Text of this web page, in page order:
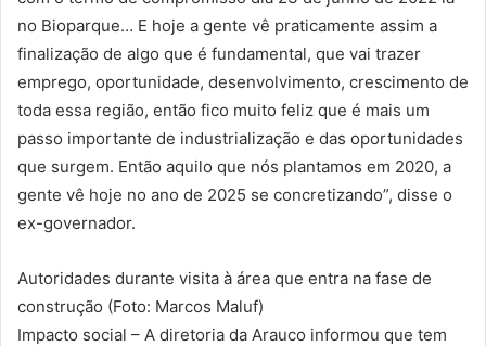
no Bioparque… E hoje a gente vê praticamente assim a
finalização de algo que é fundamental, que vai trazer
emprego, oportunidade, desenvolvimento, crescimento de
toda essa região, então fico muito feliz que é mais um
passo importante de industrialização e das oportunidades
que surgem. Então aquilo que nós plantamos em 2020, a
gente vê hoje no ano de 2025 se concretizando”, disse o
ex-governador.
Autoridades durante visita à área que entra na fase de
construção (Foto: Marcos Maluf)
Impacto social – A diretoria da Arauco informou que tem